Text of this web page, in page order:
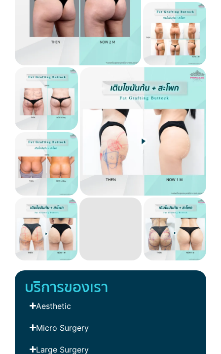
บริการของเรา
Aesthetic
Micro Surgery
Large Surgery